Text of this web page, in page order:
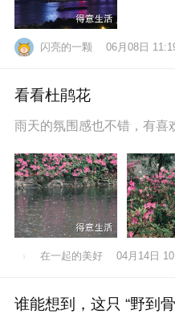
闪亮的一颗 06月08日
看看杜鹃花
雨天的氛围感也不错，有喜
在一起的美好 04月14日
谁能想到，这只 “野到